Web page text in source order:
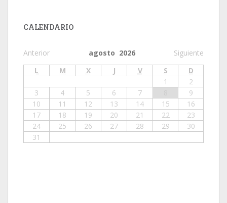
CALENDARIO
Anterior Siguiente
agosto 2026
L
M X J V S
D
1
2
3
4 5 6 7
9
10
11 12 13 14 15
16
17
18 19 20 21 22
23
24
25 26 27 28 29
30
31